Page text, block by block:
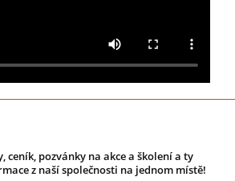
ceník, pozvánky na akce a školení a ty
z naší společnosti na jednom místě!